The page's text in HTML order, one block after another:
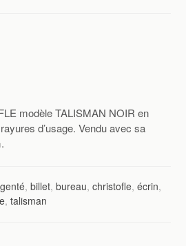
modèle TALISMAN NOIR en
d’usage. Vendu avec sa
,billet,bureau,christofle,écrin,
,talisman